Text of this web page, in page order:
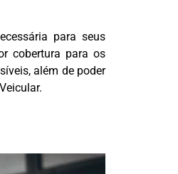
para seus
cobertura para os
além de poder